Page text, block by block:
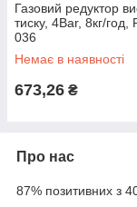
Газовий редуктор
тиску, 4Bar, 8кг/год,
036
Немає в наявності
673,26 ₴
Про нас
87% позитивних з 40